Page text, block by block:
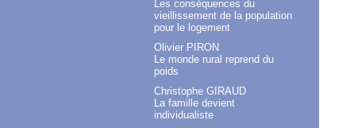
Les conséquences du
vieillissement de la population
pour le logement
Olivier PIRON
Le monde rural reprend du
poids
Christophe GIRAUD
La famille devient
individualiste